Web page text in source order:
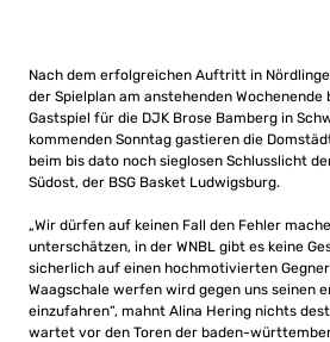
Nach dem erfolgreichen Auftritt in
der Spielplan am anstehenden
Gastspiel für die DJK Brose Bamberg in
kommenden Sonntag gastieren die
beim bis dato noch sieglosen Schlusslicht
Südost, der BSG Basket Ludwigsburg.
„Wir dürfen auf keinen Fall den Fehler
unterschätzen, in der WNBL gibt es keine
sicherlich auf einen hochmotivierten
Waagschale werfen wird gegen uns seinen
einzufahren“, mahnt Alina Hering nichts
wartet vor den Toren der baden-